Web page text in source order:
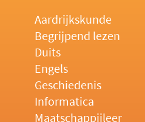
Aardrijkskunde
Begrijpend lezen
Duits
Engels
Geschiedenis
Informatica
Maatschappijleer